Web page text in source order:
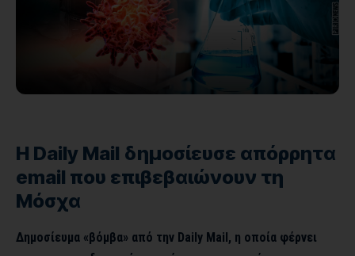
Η Daily Mail δημοσίευσε απόρρητα
email που επιβεβαιώνουν τη
Μόσχα
Δημοσίευμα «βόμβα» από την Daily Mail, η οποία φέρνει